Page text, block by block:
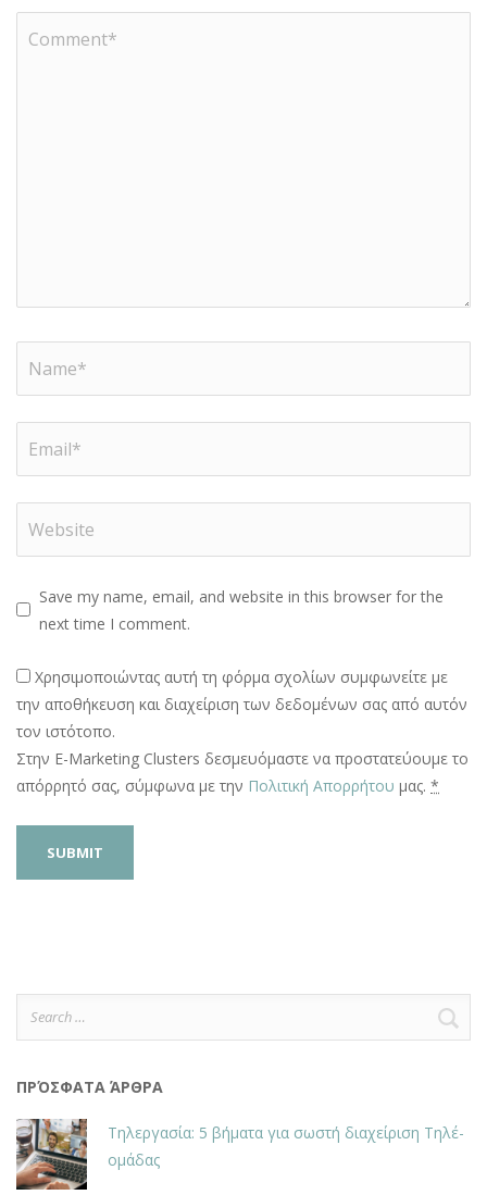
Save my name, email, and website in this browser for the
next time I comment.
Χρησιμοποιώντας αυτή τη φόρμα σχολίων συμφωνείτε με
την αποθήκευση και διαχείριση των δεδομένων σας από αυτόν
τον ιστότοπο.
Στην E-Marketing Clusters δεσμευόμαστε να προστατεύουμε το
απόρρητό σας, σύμφωνα με την Πολιτική Απορρήτου μας. *
ΠΡΌΣΦΑΤΑ ΆΡΘΡΑ
Τηλεργασία: 5 βήματα για σωστή διαχείριση Τηλέ-
ομάδας